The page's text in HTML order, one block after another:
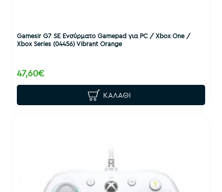
Gamesir G7 SE Ενσύρματο Gamepad για PC / Xbox One /
Xbox Series (04456) Vibrant Orange
47,60€
ΚΑΛΆΘΙ